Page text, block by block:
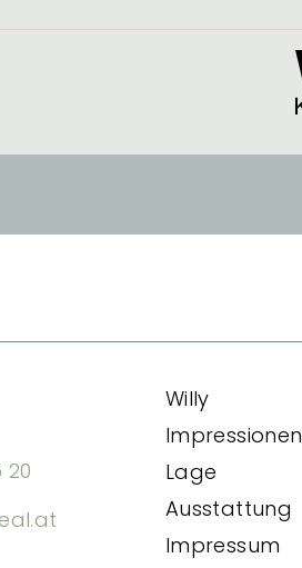
20
Willy
Impressionen
Lage
Ausstattung
Impressum